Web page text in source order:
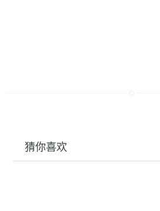
猜你喜欢